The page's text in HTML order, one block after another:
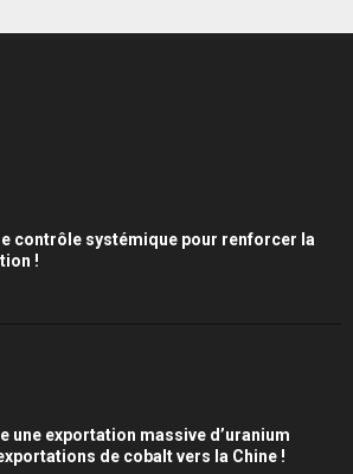
le contrôle systémique pour renforcer la
!
une exportation massive d’uranium
de cobalt vers la Chine !